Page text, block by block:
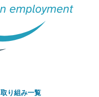
取り組み一覧